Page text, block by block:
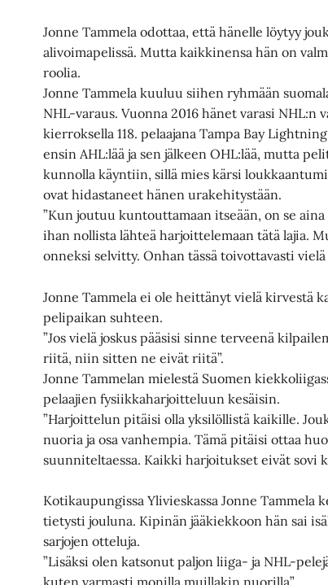
Jonne Tammela odottaa, että hänelle löytyy
alivoimapelissä. Mutta kaikkinensa hän on
roolia.
Jonne Tammela kuuluu siihen ryhmään
NHL-varaus. Vuonna 2016 hänet varasi NHL:n
kierroksella 118. pelaajana Tampa Bay
ensin AHL:lää ja sen jälkeen OHL:lää, mutta
kunnolla käyntiin, sillä mies kärsi
ovat hidastaneet hänen urakehitystään.
”Kun joutuu kuntouttamaan itseään, on se
ihan nollista lähteä harjoittelemaan tätä lajia.
onneksi selvitty. Onhan tässä toivottavasti vielä
Jonne Tammela ei ole heittänyt vielä kirvestä
pelipaikan suhteen.
”Jos vielä joskus pääsisi sinne terveenä
riitä, niin sitten ne eivät riitä”.
Jonne Tammelan mielestä Suomen
pelaajien fysiikkaharjoitteluun kesäisin.
”Harjoittelun pitäisi olla yksilöllistä kaikille.
nuoria ja osa vanhempia. Tämä pitäisi ottaa
suunniteltaessa. Kaikki harjoitukset eivät sovi
Kotikaupungissa Ylivieskassa Jonne Tammela
tietysti jouluna. Kipinän jääkiekkoon hän sai
sarjojen otteluja.
”Lisäksi olen katsonut paljon liiga- ja NHL-